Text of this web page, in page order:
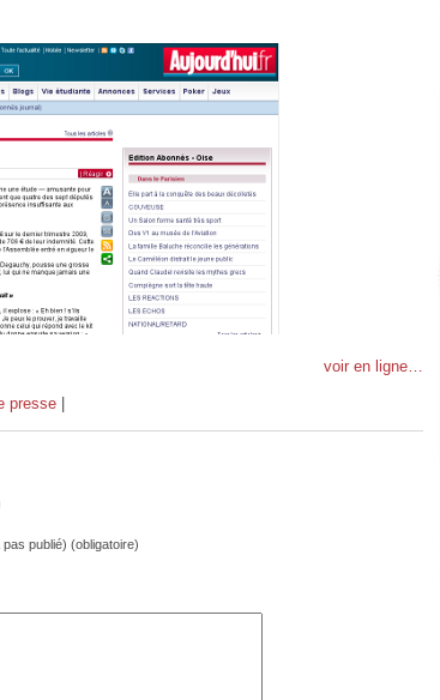
voir en ligne…
presse
publié) (obligatoire)